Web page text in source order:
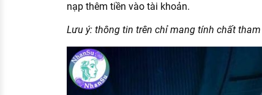
nạp thêm tiền vào tài khoản.
Lưu ý: thông tin trên chỉ mang tính chất tham